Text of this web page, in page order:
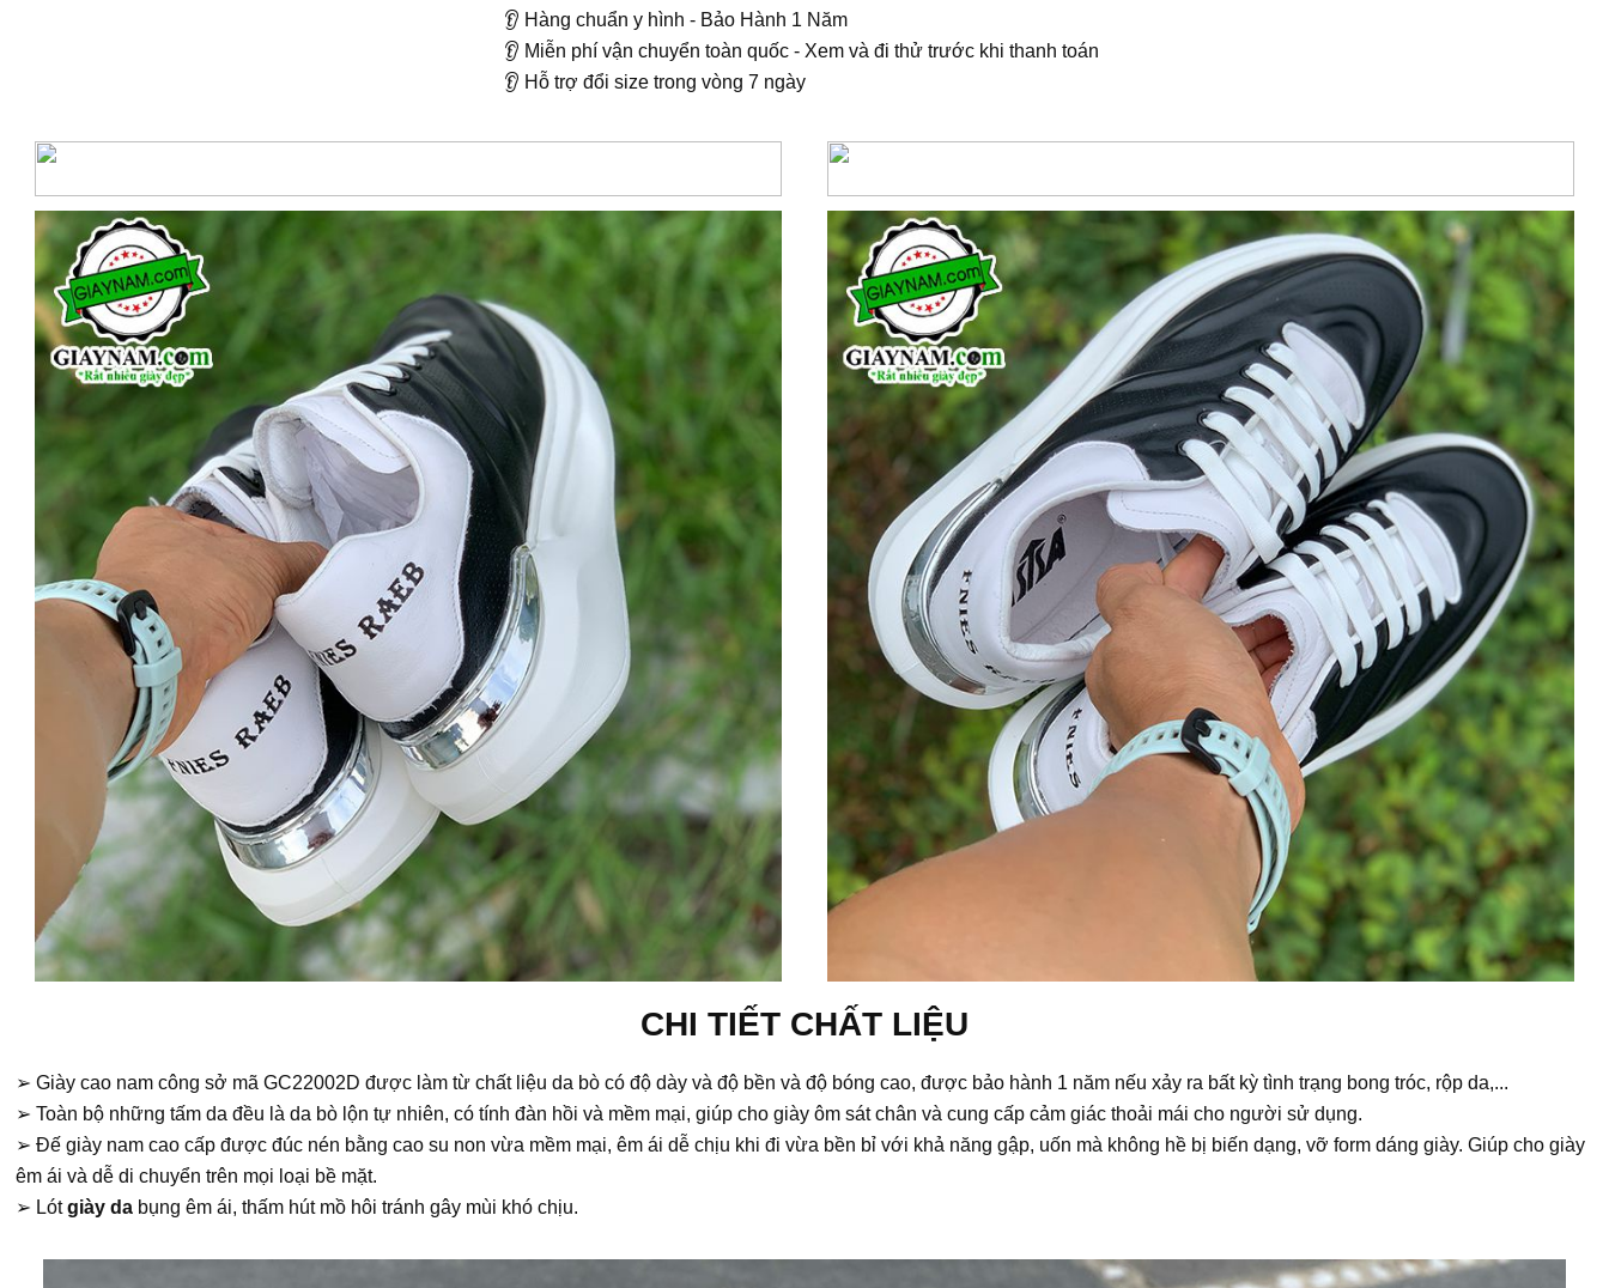
👂 Hàng chuẩn y hình - Bảo Hành 1 Năm
👂 Miễn phí vận chuyển toàn quốc - Xem và đi thử trước khi thanh toán
👂 Hỗ trợ đổi size trong vòng 7 ngày
CHI TIẾT CHẤT LIỆU
➢ Giày cao nam công sở mã GC22002D được làm từ chất liệu da bò có độ dày và độ bền và độ bóng cao, được bảo hành 1 năm nếu xảy ra bất kỳ tình trạng bong tróc, rộp da,...
➢ Toàn bộ những tấm da đều là da bò lộn tự nhiên, có tính đàn hồi và mềm mại, giúp cho giày ôm sát chân và cung cấp cảm giác thoải mái cho người sử dụng.
➢ Đế giày nam cao cấp được đúc nén bằng cao su non vừa mềm mại, êm ái dễ chịu khi đi vừa bền bỉ với khả năng gập, uốn mà không hề bị biến dạng, vỡ form dáng giày. Giúp cho giày
êm ái và dễ di chuyển trên mọi loại bề mặt.
➢ Lótgiày da bụng êm ái, thấm hút mồ hôi tránh gây mùi khó chịu.